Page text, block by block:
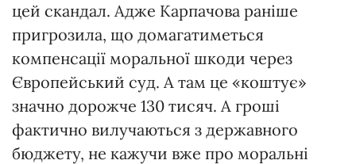
цей скандал. Адже Карпачова раніше
пригрозила, що домагатиметься
компенсації моральної шкоди через
Європейський суд. А там це «коштує»
значно дорожче 130 тисяч. А гроші
фактично вилучаються з державного
бюджету, не кажучи вже про моральні